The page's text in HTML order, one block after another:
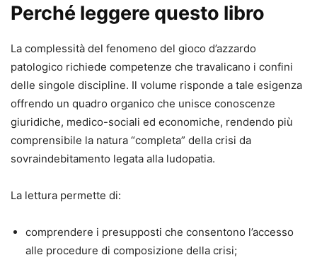
Perché leggere questo libro
La complessità del fenomeno del gioco d’azzardo
patologico richiede competenze che travalicano i confini
delle singole discipline. Il volume risponde a tale esigenza
offrendo un quadro organico che unisce conoscenze
giuridiche, medico-sociali ed economiche, rendendo più
comprensibile la natura “completa” della crisi da
sovraindebitamento legata alla ludopatia.
La lettura permette di:
comprendere i presupposti che consentono l’accesso
alle procedure di composizione della crisi;